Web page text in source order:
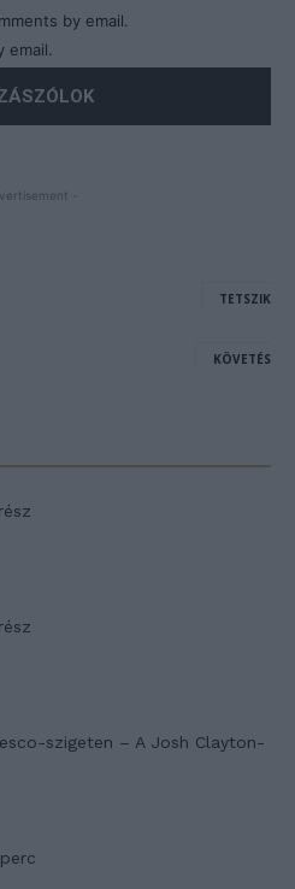
by email.
email.
-
TETSZIK
KÖVETÉS
szigeten – A Josh Clayton-